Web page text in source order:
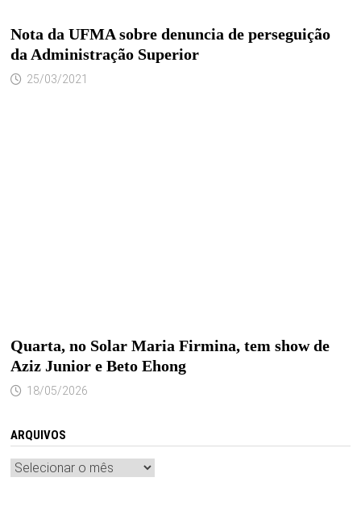
Nota da UFMA sobre denuncia de perseguição
da Administração Superior
25/03/2021
Quarta, no Solar Maria Firmina, tem show de
Aziz Junior e Beto Ehong
18/05/2026
ARQUIVOS
Arquivos